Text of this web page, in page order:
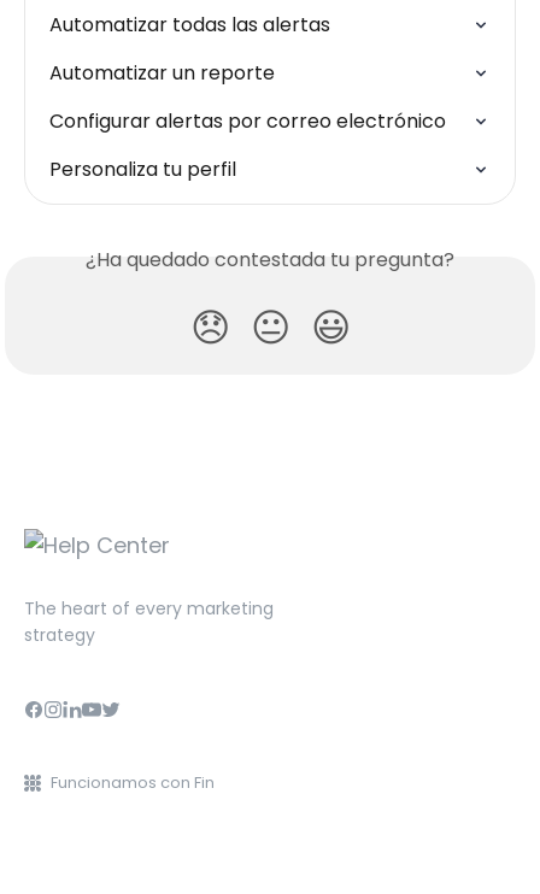
Automatizar todas las alertas
Automatizar un reporte
Configurar alertas por correo electrónico
Personaliza tu perfil
¿Ha quedado contestada tu pregunta?
😞 😐 😃
The heart of every marketing
strategy
Funcionamos con Fin